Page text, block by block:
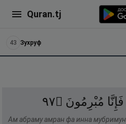
Quran.tj
43 Зухруф
فَإِنَّا مُبْرِمُونَ ۝٧٩
Ам абраму амран фа инна мубримун.